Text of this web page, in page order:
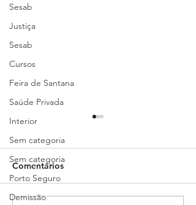
Sesab
Justiça
Sesab
Cursos
Feira de Santana
Saúde Privada
Interior
Sem categoria
Sem categoria
Porto Seguro
Demissão
Comentários